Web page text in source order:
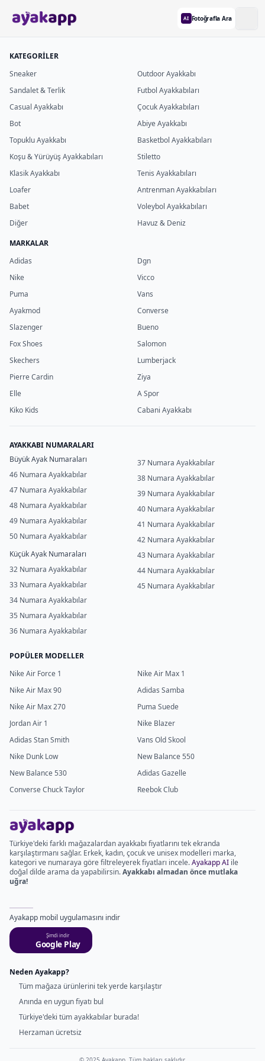
AI Fotoğrafla Ara
KATEGORİLER
Sneaker
Sandalet & Terlik
Casual Ayakkabı
Bot
Topuklu Ayakkabı
Koşu & Yürüyüş Ayakkabıları
Klasik Ayakkabı
Loafer
Babet
Diğer
Outdoor Ayakkabı
Futbol Ayakkabıları
Çocuk Ayakkabıları
Abiye Ayakkabı
Basketbol Ayakkabıları
Stiletto
Tenis Ayakkabıları
Antrenman Ayakkabıları
Voleybol Ayakkabıları
Havuz & Deniz
MARKALAR
Adidas
Nike
Puma
Ayakmod
Slazenger
Fox Shoes
Skechers
Pierre Cardin
Elle
Kiko Kids
Dgn
Vicco
Vans
Converse
Bueno
Salomon
Lumberjack
Ziya
A Spor
Cabani Ayakkabı
AYAKKABI NUMARALARI
Büyük Ayak Numaraları
46 Numara Ayakkabılar
47 Numara Ayakkabılar
48 Numara Ayakkabılar
49 Numara Ayakkabılar
50 Numara Ayakkabılar
Küçük Ayak Numaraları
32 Numara Ayakkabılar
33 Numara Ayakkabılar
34 Numara Ayakkabılar
35 Numara Ayakkabılar
36 Numara Ayakkabılar
37 Numara Ayakkabılar
38 Numara Ayakkabılar
39 Numara Ayakkabılar
40 Numara Ayakkabılar
41 Numara Ayakkabılar
42 Numara Ayakkabılar
43 Numara Ayakkabılar
44 Numara Ayakkabılar
45 Numara Ayakkabılar
POPÜLER MODELLER
Nike Air Force 1
Nike Air Max 90
Nike Air Max 270
Jordan Air 1
Adidas Stan Smith
Nike Dunk Low
New Balance 530
Converse Chuck Taylor
Nike Air Max 1
Adidas Samba
Puma Suede
Nike Blazer
Vans Old Skool
New Balance 550
Adidas Gazelle
Reebok Club
Türkiye'deki farklı mağazalardan ayakkabı fiyatlarını tek ekranda
karşılaştırmanı sağlar. Erkek, kadın, çocuk ve unisex modelleri marka,
kategori ve numaraya göre filtreleyerek fiyatları incele.Ayakapp AI ile
doğal dilde arama da yapabilirsin.Ayakkabı almadan önce mutlaka
uğra!
Ayakapp mobil uygulamasını indir
Şimdi indir
Google Play
Neden Ayakapp?
Tüm mağaza ürünlerini tek yerde karşılaştır
Anında en uygun fiyatı bul
Türkiye'deki tüm ayakkabılar burada!
Herzaman ücretsiz